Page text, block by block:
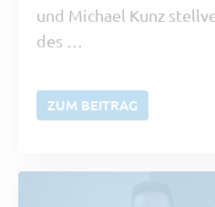
und Michael Kunz
des …
ZUM BEITRAG